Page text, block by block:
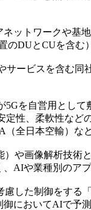
ットワークや基
のDUとCUを含む
ービスを含む同
を自営用として
定性、柔軟性など
全日本空輸）な
や画像解析技術
AIや業種別のア
した制御をする
においてAIで予